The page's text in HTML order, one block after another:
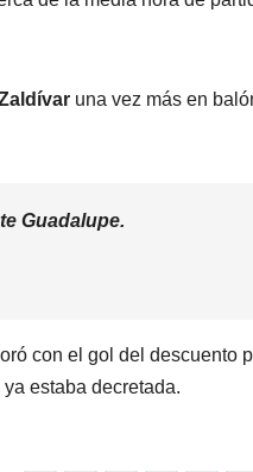
una vez más en
Guadalupe.
con el gol del descuento
ya estaba decretada.